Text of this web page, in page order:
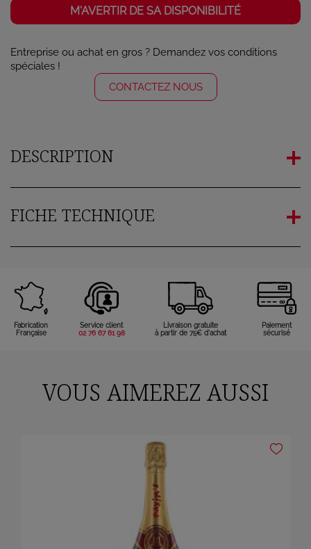
M'AVERTIR DE SA DISPONIBILITÉ
Entreprise ou achat en gros ? Demandez vos conditions
spéciales !
CONTACTEZ NOUS
DESCRIPTION
FICHE TECHNIQUE
Fabrication
Française
Service client
02 76 67 61 98
Livraison gratuite
à partir de 75€ d'achat
Paiement
sécurisé
VOUS AIMEREZ AUSSI